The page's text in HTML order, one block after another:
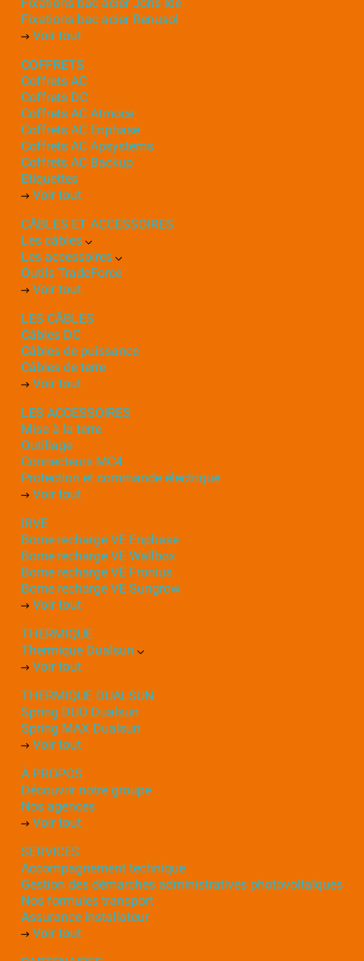
Fixations bac acier Renusol
Voir tout
COFFRETS
Coffrets AC
Coffrets DC
Coffrets AC Atmoce
Coffrets AC Enphase
Coffrets AC Apsystems
Coffrets AC Backup
Etiquettes
Voir tout
CÂBLES ET ACCESSOIRES
Les câbles
Les accessoires
Outils TradeForce
Voir tout
LES CÂBLES
Câbles DC
Câbles de puissance
Câbles de terre
Voir tout
LES ACCESSOIRES
Mise à la terre
Outillage
Connecteurs MC4
Protection et commande électrique
Voir tout
IRVE
Borne recharge VE Enphase
Borne recharge VE Wallbox
Borne recharge VE Fronius
Borne recharge VE Sungrow
Voir tout
THERMIQUE
Thermique Dualsun
Voir tout
THERMIQUE DUALSUN
Spring DUO Dualsun
Spring MAX Dualsun
Voir tout
À PROPOS
Découvrir notre groupe
Nos agences
Voir tout
SERVICES
Accompagnement technique
Gestion des démarches administratives photovoltaïques
Nos formules transport
Assurance installateur
Voir tout